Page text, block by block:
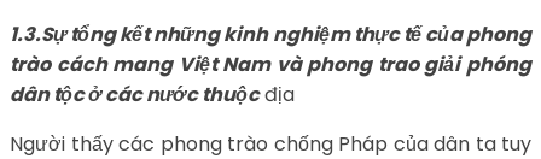
1.3.Sự tổng kết những kinh nghiệm thực tế của phong
trào cách mang ViệtNam và phong trao giải phóng
dân tộc ở các nước thuộcđịa
Người thấy các phong trào chống Pháp của dân ta tuy